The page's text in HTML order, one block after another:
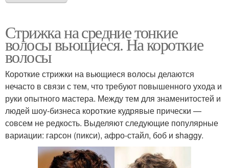
Стрижка на средние тонкие
волосы вьющиеся. На короткие
волосы
Короткие стрижки на вьющиеся волосы делаются
нечасто в связи с тем, что требуют повышенного ухода и
руки опытного мастера. Между тем для знаменитостей и
людей шоу-бизнеса короткие кудрявые прически —
совсем не редкость. Выделяют следующие популярные
вариации: гарсон (пикси), афро-стайл, боб и shaggy.